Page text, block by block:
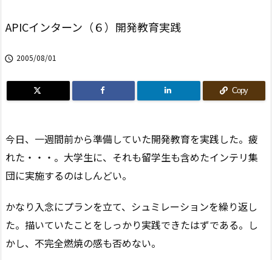
APICインターン（６）開発教育実践
 2005/08/01
Copy
今日、一週間前から準備していた開発教育を実践した。疲
れた・・・。大学生に、それも留学生も含めたインテリ集
団に実施するのはしんどい。
かなり入念にプランを立て、シュミレーションを繰り返し
た。描いていたことをしっかり実践できたはずである。し
かし、不完全燃焼の感も否めない。